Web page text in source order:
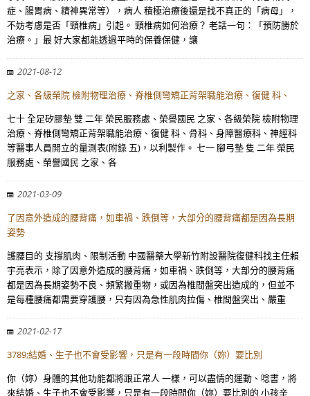
症、腸胃病、精神異常等），病人 積極治療後還是找不真正的「病母」，
不妨考慮是否「頸椎病」引起。 頸椎病如何治療？ 老話一句：「預防勝於
治療。」最 好大家都能透過平時的保養保健，讓
2021-08-12
之家、各級榮院 檢附物理治療、脊椎側彎矯正背架職能治療、復健 科、
七十 全足矽膠墊 雙 二年 榮民服務處、榮譽國民 之家、各級榮院 檢附物理
治療、脊椎側彎矯正背架職能治療、復健 科、骨科、身障醫療科、神經科
等醫事人員開立的量測表(附錄 五)，以利製作。 七一 腳弓墊 隻 二年 榮民
服務處、榮譽國民 之家、各
2021-03-09
了因意外造成的腰背痛，如車禍、跌倒等，大部分的腰背痛都是因為長期
姿勢
護腰目的 支撐肌肉、限制活動 中國醫藥大學新竹附設醫院復健科找主任賴
宇亮表示，除了因意外造成的腰背痛，如車禍、跌倒等，大部分的腰背痛
都是因為長期姿勢不良、頻繁搬重物，或因為椎間盤突出造成的，但並不
是每種腰痛都需要穿護腰，只有因為急性肌肉拉傷、椎間盤突出、嚴重
2021-02-17
3789;結婚、生子也不會受影響，只是有一段時間你（妳）要比別
你（妳）身體的其他功能都將跟正常人 一樣，可以盡情的運動、唸書，將
來結婚、生子也不會受影響，只是有一段時間你（妳）要比別的 小孩辛